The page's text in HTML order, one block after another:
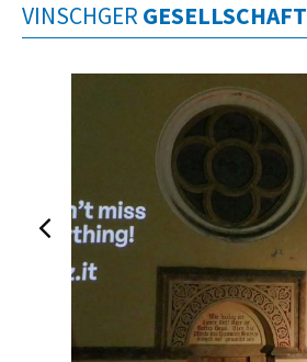
VINSCHGER GESELLSCHAFT